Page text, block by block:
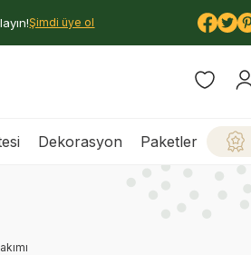
Şimdi üye ol
Dekorasyon Paketler